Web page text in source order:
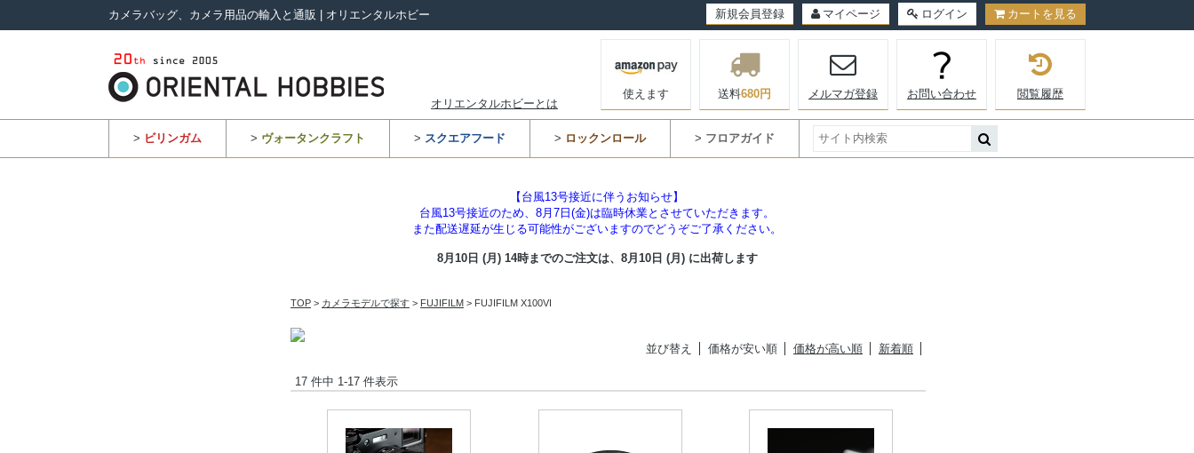
カメラバッグ、カメラ用品の輸入と通販 | オリエンタルホビー 新規会員登録 マイページ ログイン カートを見る
オリエンタルホビーとは
使えます 送料680円 メルマガ登録 お問い合わせ 閲覧履歴
> ビリンガム > ヴォータンクラフト > スクエアフード > ロックンロール > フロアガイド
【台風13号接近に伴うお知らせ】
台風13号接近のため、8月7日(金)は臨時休業とさせていただきます。
また配送遅延が生じる可能性がございますのでどうぞご了承ください。
8月10日 (月) 14時までのご注文は、 8月10日 (月) に出荷します
TOP > カメラモデルで探す > FUJIFILM > FUJIFILM X100VI
並び替え 価格が安い順 価格が高い順 新着順
17 件中 1-17 件表示